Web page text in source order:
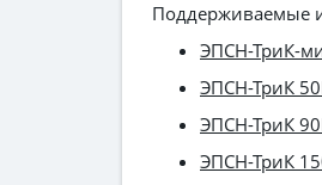
Поддерживаемые
ЭПСН-ТриК-
ЭПСН-ТриК
ЭПСН-ТриК
ЭПСН-ТриК